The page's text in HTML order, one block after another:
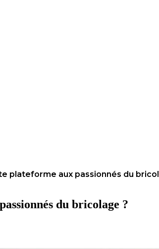
plateforme aux passionnés du
du bricolage ?